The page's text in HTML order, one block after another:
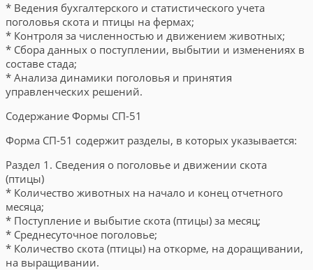
* Ведения бухгалтерского и статистического учета
поголовья скота и птицы на фермах;
* Контроля за численностью и движением животных;
* Сбора данных о поступлении, выбытии и изменениях в
составе стада;
* Анализа динамики поголовья и принятия
управленческих решений.
Содержание Формы СП-51
Форма СП-51 содержит разделы, в которых указывается:
Раздел 1. Сведения о поголовье и движении скота
(птицы)
* Количество животных на начало и конец отчетного
месяца;
* Поступление и выбытие скота (птицы) за месяц;
* Среднесуточное поголовье;
* Количество скота (птицы) на откорме, на доращивании,
на выращивании.